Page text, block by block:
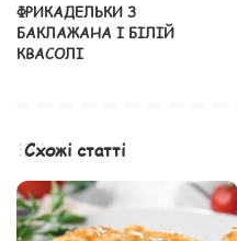
ФРИКАДЕЛЬКИ З
БАКЛАЖАНА І БІЛІЙ
КВАСОЛІ
Схожі статті